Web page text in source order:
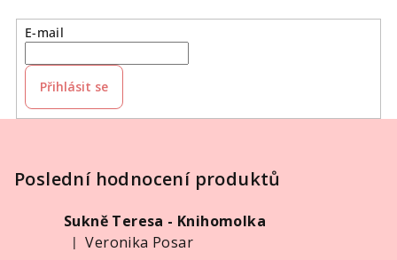
E-mail
Přihlásit se
Poslední hodnocení produktů
Sukně Teresa - Knihomolka
Hodnocení produktu je 5 z 5 hvězdiček.
|
Veronika Posar